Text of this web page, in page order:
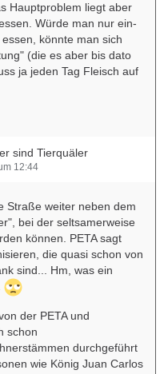
Hauptproblem liegt aber
Würde man nur ein-
könnte man sich
(die es aber bis dato
ja jeden Tag Fleisch auf
sind Tierquäler
12:44
Straße weiter neben dem
bei der seltsamerweise
können. PETA sagt
die quasi schon von
sind... Hm, was ein
der PETA und
schon
durchgeführt
wie König Juan Carlos